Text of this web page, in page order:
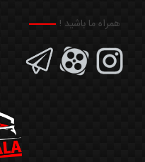
همراه ما باشید !